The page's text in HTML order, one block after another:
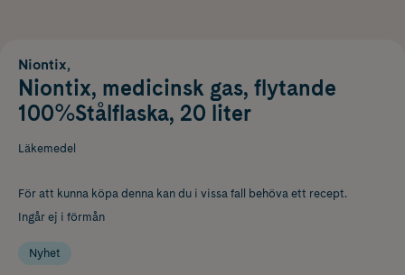
Niontix,
Niontix, medicinsk gas, flytande
100%Stålflaska, 20 liter
Läkemedel
För att kunna köpa denna kan du i vissa fall behöva ett recept.
Ingår ej i förmån
Nyhet